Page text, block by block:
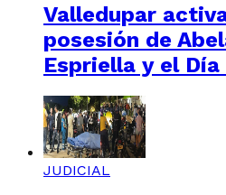
Valledupar
posesión de
Espriella y el
JUDICIAL